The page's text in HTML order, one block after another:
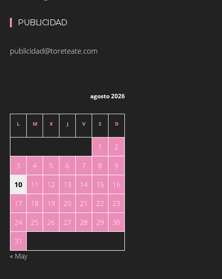
PUBLICIDAD
publicidad@toreteate.com
agosto 2026
L M X J V S D
1
2
3
4 5 6 7 8
9
10
11 12 13 14 15
16
17
18 19 20 21 22
23
24
25 26 27 28 29
30
31
« May